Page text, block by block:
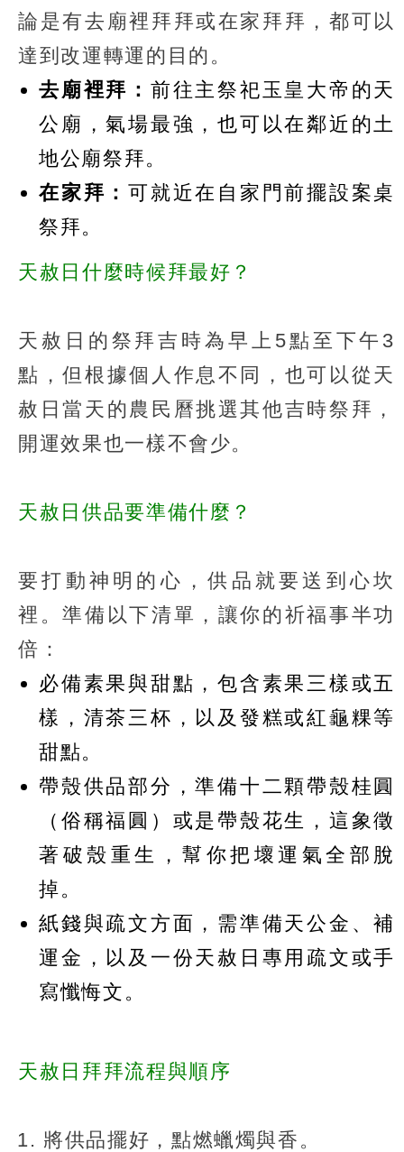
論是有去廟裡拜拜或在家拜拜，都可以
達到改運轉運的目的。
去廟裡拜： 前往主祭祀玉皇大帝的天
公廟，氣場最強，也可以在鄰近的土
地公廟祭拜。
在家拜：可就近在自家門前擺設案桌
祭拜。
天赦日什麼時候拜最好？
天赦日的祭拜吉時為早上5點至下午3
點，但根據個人作息不同，也可以從天
赦日當天的農民曆挑選其他吉時祭拜，
開運效果也一樣不會少。
天赦日供品要準備什麼？
要打動神明的心，供品就要送到心坎
裡。準備以下清單，讓你的祈福事半功
倍：
必備素果與甜點，包含素果三樣或五
樣，清茶三杯，以及發糕或紅龜粿等
甜點。
帶殼供品部分，準備十二顆帶殼桂圓
（俗稱福圓）或是帶殼花生，這象徵
著破殼重生，幫你把壞運氣全部脫
掉。
紙錢與疏文方面，需準備天公金、補
運金，以及一份天赦日專用疏文或手
寫懺悔文。
天赦日拜拜流程與順序
將供品擺好，點燃蠟燭與香。